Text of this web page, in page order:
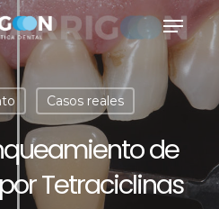
Menu
Casos reales
de
Tetraciclinas